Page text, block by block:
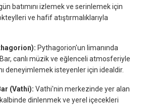
batımını izlemek ve serinlemek için
ve hafif atıştırmalıklarıyla
Pythagorion'un limanında
canlı müzik ve eğlenceli atmosferiyle
deneyimlemek isteyenler için idealdir.
(Vathi): Vathi'nin merkezinde yer alan
dinlenmek ve yerel içecekleri